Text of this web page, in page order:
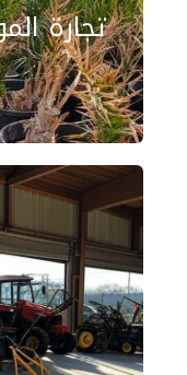
تجارة